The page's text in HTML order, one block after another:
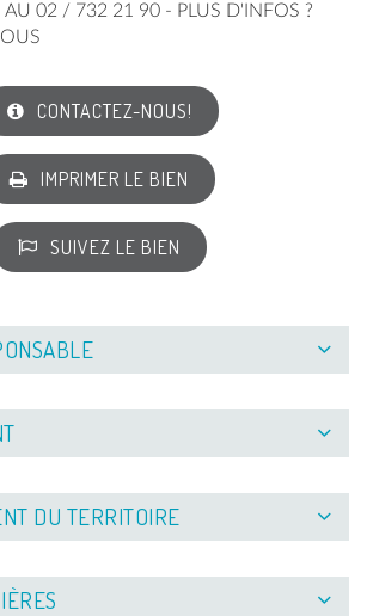
AU 02 / 732 21 90 - PLUS D'INFOS ?
CONTACTEZ-NOUS!
IMPRIMER LE BIEN
SUIVEZ LE BIEN
DU TERRITOIRE